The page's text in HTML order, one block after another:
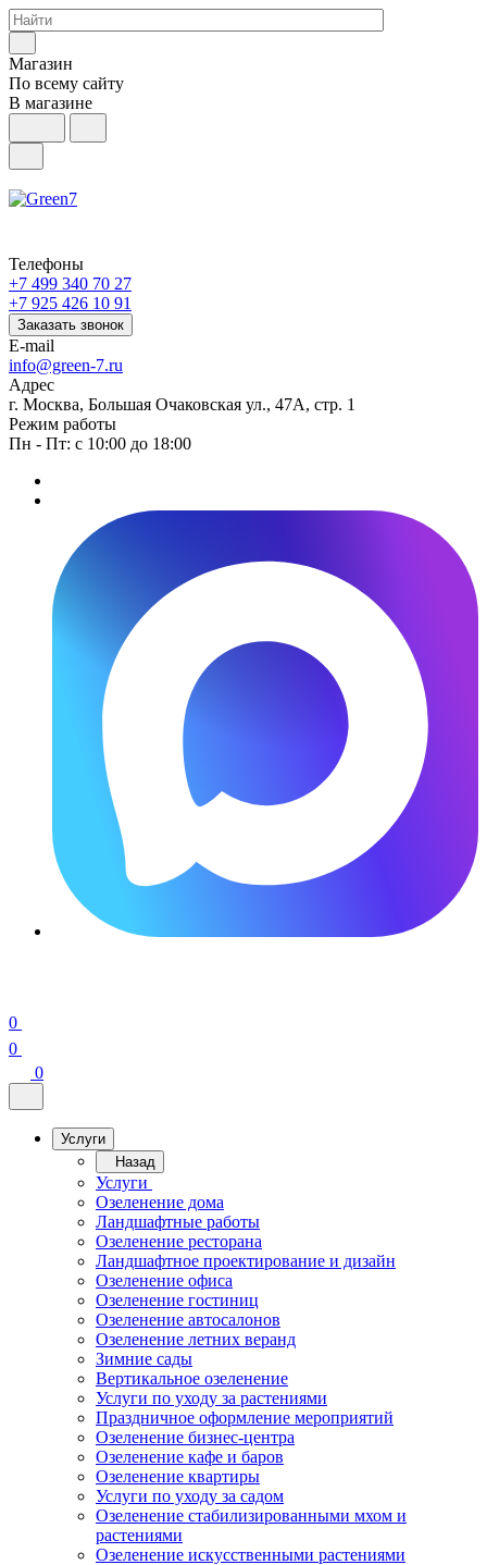
Магазин
По всему сайту
В магазине
Телефоны
+7 499 340 70 27
+7 925 426 10 91
Заказать звонок
E-mail
info@green-7.ru
Адрес
г. Москва, Большая Очаковская ул., 47А, стр. 1
Режим работы
Пн - Пт: с 10:00 до 18:00
0
0
0
Услуги
Назад
Услуги
Озеленение дома
Ландшафтные работы
Озеленение ресторана
Ландшафтное проектирование и дизайн
Озеленение офиса
Озеленение гостиниц
Озеленение автосалонов
Озеленение летних веранд
Зимние сады
Вертикальное озеленение
Услуги по уходу за растениями
Праздничное оформление мероприятий
Озеленение бизнес-центра
Озеленение кафе и баров
Озеленение квартиры
Услуги по уходу за садом
Озеленение стабилизированными мхом и
растениями
Озеленение искусственными растениями